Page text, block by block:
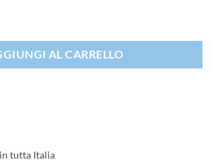
AL CARRELLO
tutta Italia